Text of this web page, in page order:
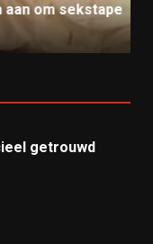
om sekstape
getrouwd